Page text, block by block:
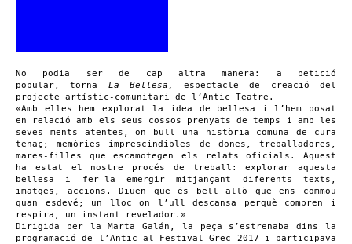
No podia ser de cap altra manera: a petició
popular, torna La Bellesa,espectacle de creació del
projecte artístic-comunitari de l’Antic Teatre.
«Amb elles hem explorat la idea de bellesa i l’hem posat
en relació amb els seus cossos prenyats de temps i amb les
seves ments atentes, on bull una història comuna de cura
tenaç; memòries imprescindibles de dones, treballadores,
mares-filles que escamotegen els relats oficials. Aquest
ha estat el nostre procés de treball: explorar aquesta
bellesa i fer-la emergir mitjançant diferents texts,
imatges, accions. Diuen que és bell allò que ens commou
quan esdevé; un lloc on l’ull descansa perquè compren i
respira, un instant revelador.»
Dirigida per la Marta Galán, la peça s’estrenaba dins la
programació de l’Antic al Festival Grec 2017 i participava